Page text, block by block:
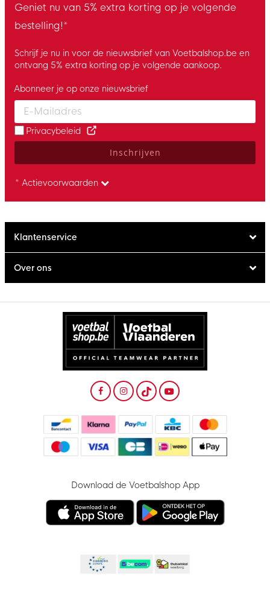
Geniet nu van 5% extra korting op je volgende
bestelling!*
Schrijf je nu in voor de nieuwsbrief van Voetbalshop.be en
ontvang 5% extra korting op je volgende aankoop.
Enter your email and accept the privacy policy to subscribe to
Abonneer je op onze nieuwsbrief
Privacybeleid
Inschrijven
* Actievoorwaarden
Klantenservice
Over ons
Download de Voetbalshop App